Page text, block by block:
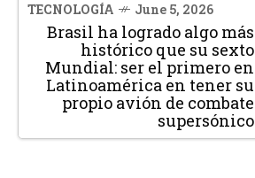
TECNOLOGÍA June 5, 2026
Brasil ha logrado algo más
histórico que su sexto
Mundial: ser el primero en
Latinoamérica en tener su
propio avión de combate
supersónico